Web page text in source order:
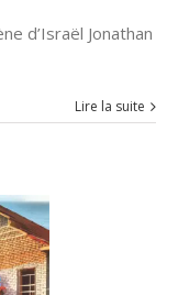
d’Israël Jonathan
Lire la suite